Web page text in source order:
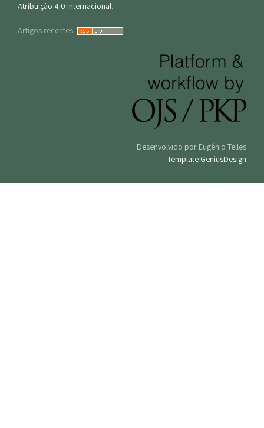
Atribuição 4.0 Internacional.
Artigos recentes:
Desenvolvido por Eugênio Telles
Template GeniusDesign